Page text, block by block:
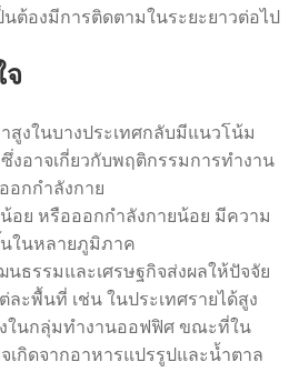
นต้องมีการติดตามในระยะยาวต่อไป
จ
งในบางประเทศกลับมีแนวโน้ม
งอาจเกี่ยวกับพฤติกรรมการทำงาน
อกกำลังกาย
อย หรือออกกำลังกายน้อย มีความ
นในหลายภูมิภาค
ธรรมและเศรษฐกิจส่งผลให้ปัจจัย
ละพื้นที่ เช่น ในประเทศรายได้สูง
ในกลุ่มทำงานออฟฟิศ ขณะที่ใน
เกิดจากอาหารแปรรูปและน้ำตาล